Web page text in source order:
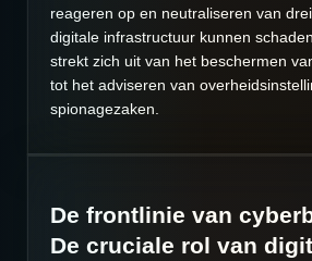
reageren op en neutraliseren van
digitale infrastructuur kunnen
strekt zich uit van het beschermen
tot het adviseren van
spionagezaken.
De frontlinie van
De cruciale rol van